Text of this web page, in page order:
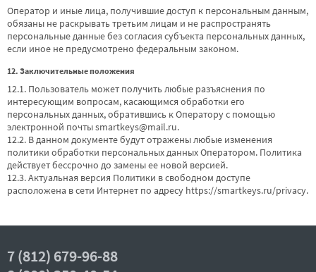
Оператор и иные лица, получившие доступ к персональным данным,
обязаны не раскрывать третьим лицам и не распространять
персональные данные без согласия субъекта персональных данных,
если иное не предусмотрено федеральным законом.
12. Заключительные положения
12.1. Пользователь может получить любые разъяснения по
интересующим вопросам, касающимся обработки его
персональных данных, обратившись к Оператору с помощью
электронной почтыsmartkeys@mail.ru.
12.2. В данном документе будут отражены любые изменения
политики обработки персональных данных Оператором. Политика
действует бессрочно до замены ее новой версией.
12.3. Актуальная версия Политики в свободном доступе
расположена в сети Интернет по адресу https://smartkeys.ru/privacy.
7 (812) 679-96-88